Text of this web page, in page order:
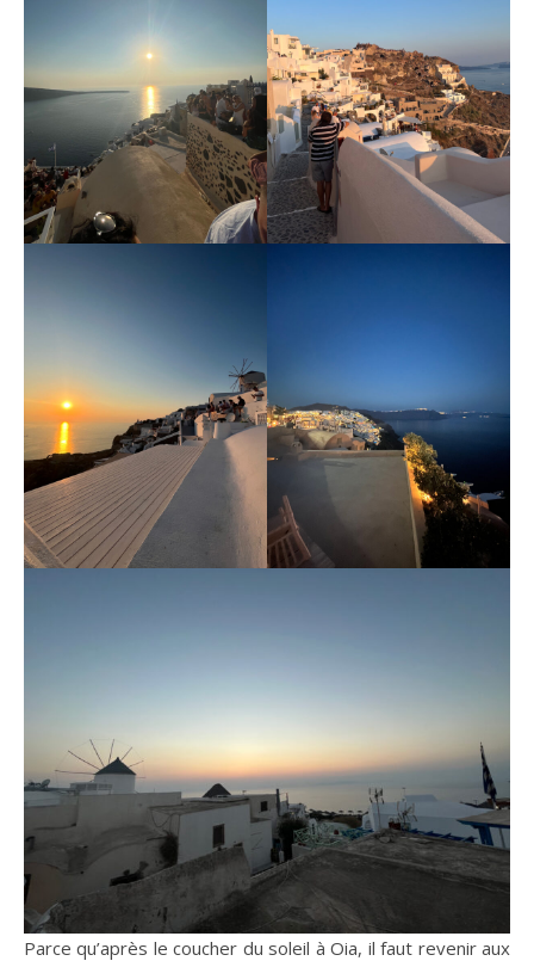
Parce qu’après le coucher du soleil à Oia, il faut revenir aux